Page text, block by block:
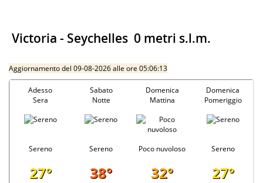
Victoria - Seychelles 0 metri s.l.m.
Aggiornamento del 09-08-2026 alle ore 05:06:13
Adesso
Sera
Sabato
Notte
Domenica
Mattina
Domenica
Pomeriggio
Sereno Sereno Poco nuvoloso Sereno
27° 38° 32° 27°